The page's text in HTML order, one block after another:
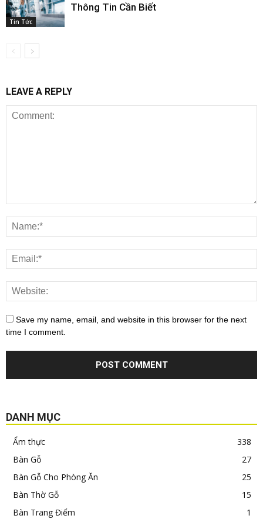
Tin Tức
Thông Tin Cần Biết
LEAVE A REPLY
Save my name, email, and website in this browser for the next
time I comment.
DANH MỤC
Ẩm thực
338
Bàn Gỗ
27
Bàn Gỗ Cho Phòng Ăn
25
Bàn Thờ Gỗ
15
Bàn Trang Điểm
1